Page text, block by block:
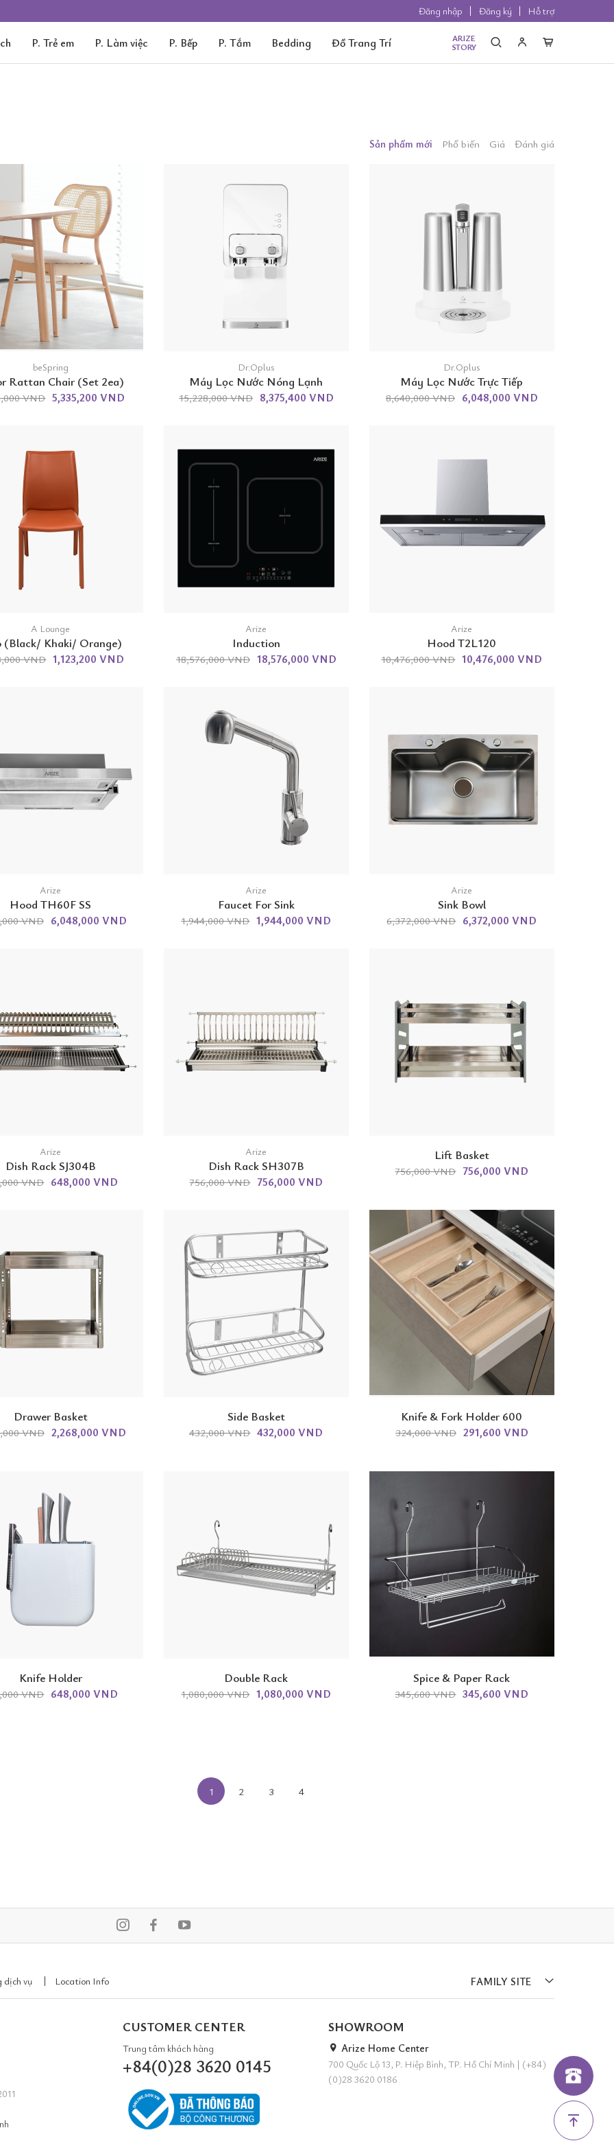
Đăng nhập Đăng ký Hỗ trợ
P. Trẻ em P. Làm việc P. Bếp P. Tắm Bedding Đồ Trang Trí
ARIZE
STORY
Sản phẩm mới Phổ biến Giá Đánh giá
beSpring
Rattan Chair (Set 2ea)
VND 5,335,200 VND
Dr.Oplus
Máy Lọc Nước Nóng Lạnh
15,228,000 VND 8,375,400 VND
Dr.Oplus
Máy Lọc Nước Trực Tiếp
8,640,000 VND 6,048,000 VND
A Lounge
Khaki/ Orange)
VND 1,123,200 VND
Arize
Induction
18,576,000 VND 18,576,000 VND
Arize
Hood T2L120
10,476,000 VND 10,476,000 VND
Arize
Hood TH60F SS
VND 6,048,000 VND
Arize
Faucet For Sink
1,944,000 VND 1,944,000 VND
Arize
Sink Bowl
6,372,000 VND 6,372,000 VND
Arize
Dish Rack SJ304B
VND 648,000 VND
Arize
Dish Rack SH307B
756,000 VND 756,000 VND
Lift Basket
756,000 VND 756,000 VND
Drawer Basket
VND 2,268,000 VND
Side Basket
432,000 VND 432,000 VND
Knife & Fork Holder 600
324,000 VND 291,600 VND
Knife Holder
VND 648,000 VND
Double Rack
1,080,000 VND 1,080,000 VND
Spice & Paper Rack
345,600 VND 345,600 VND
1 2 3 4
dịch vụ Location Info FAMILY SITE
CUSTOMER CENTER
Trung tâm khách hàng
+84(0)28 3620 0145
SHOWROOM
Arize Home Center
700 Quốc Lộ 13, P. Hiệp Bình, TP. Hồ Chí Minh | (+84)
(0)28 3620 0186